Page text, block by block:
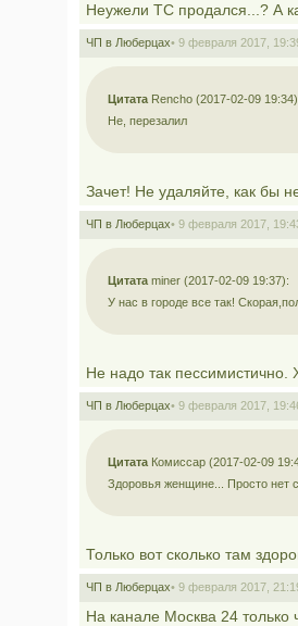
Неужели ТС продался...? А
ЧП в Люберцах• 9 февраля 2017,
Цитата Rencho (2017-02-09
Не, перезалил
Зачет! Не удаляйте, как бы
ЧП в Люберцах• 9 февраля 2017,
Цитата miner (2017-02-09 19:37):
У нас в городе все так!
Не надо так
ЧП в Люберцах• 9 февраля 2017,
Цитата Комиссар (2017-02-09
Здоровья женщине... Просто нет
Только вот сколько там
ЧП в Люберцах• 9 февраля 2017,
На канале Москва 24 только